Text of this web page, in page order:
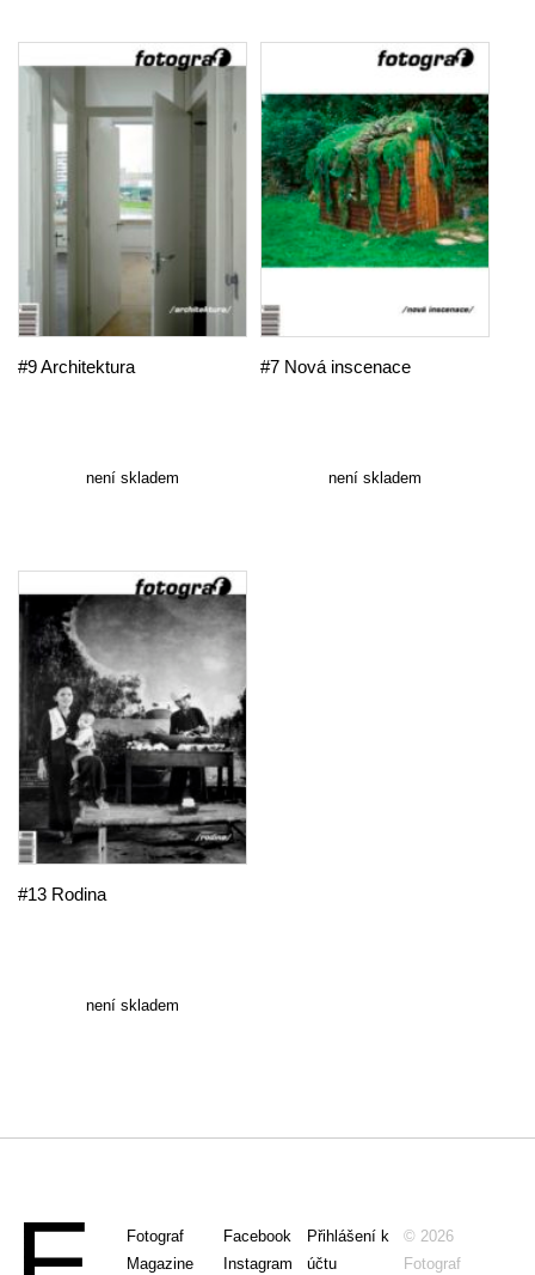
#9 Architektura
není skladem
#7 Nová inscenace
není skladem
#13 Rodina
není skladem
Fotograf
Magazine
Facebook
Instagram
Přihlášení k
účtu
© 2026
Fotograf